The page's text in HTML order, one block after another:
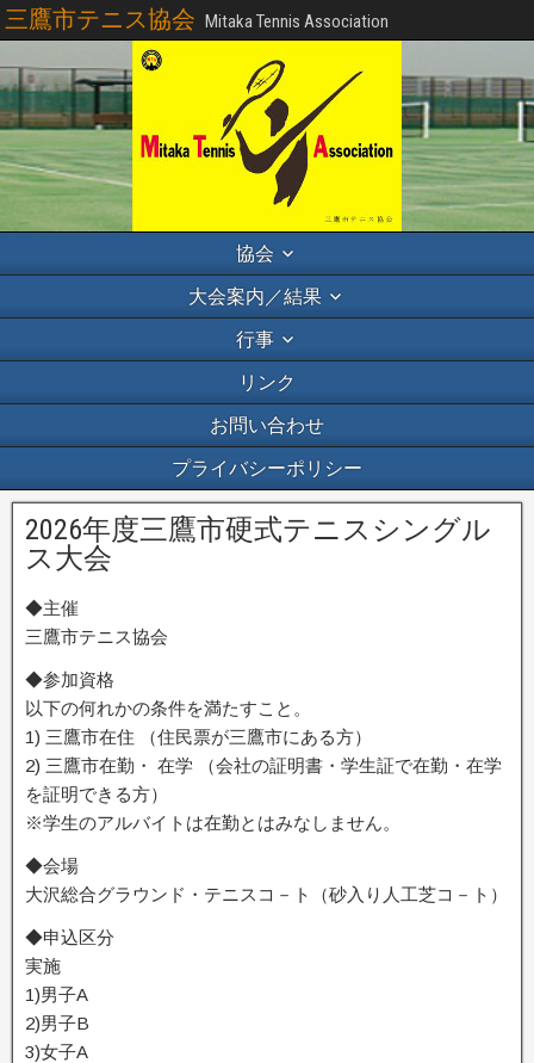
三鷹市テニス協会 Mitaka Tennis Association
協会
大会案内／結果
行事
リンク
お問い合わせ
プライバシーポリシー
2026年度三鷹市硬式テニスシングル
ス大会
◆主催
三鷹市テニス協会
◆参加資格
以下の何れかの条件を満たすこと。
1) 三鷹市在住 （住民票が三鷹市にある方）
2) 三鷹市在勤・ 在学 （会社の証明書・学生証で在勤・在学
を証明できる方）
※学生のアルバイトは在勤とはみなしません。
◆会場
大沢総合グラウンド・テニスコ－ト（砂入り人工芝コ－ト）
◆申込区分
実施
1)男子A
2)男子B
3)女子A